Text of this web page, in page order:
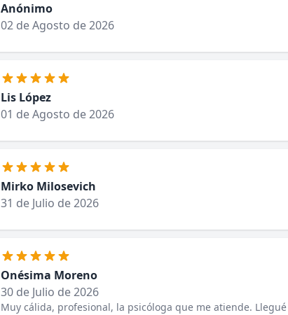
Anónimo
02 de Agosto de 2026
Lis López
01 de Agosto de 2026
Mirko Milosevich
31 de Julio de 2026
Onésima Moreno
30 de Julio de 2026
Muy cálida, profesional, la psicóloga que me atiende.